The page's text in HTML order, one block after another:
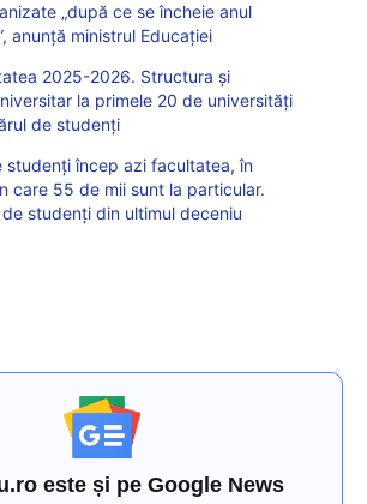
„după ce se încheie anul
anunţă ministrul Educaţiei
2025-2026. Structura și
la primele 20 de universități
de studenți
studenți încep azi facultatea, în
care 55 de mii sunt la particular.
studenți din ultimul deceniu
este și pe Google News